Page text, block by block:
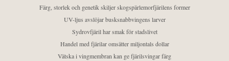
Färg, storlek och genetik skiljer skogspärlemorfjärilens former
UV-ljus avslöjar busksnabbvingens larver
Sydrovfjäril har smak för stadslivet
Handel med fjärilar omsätter miljontals dollar
Vätska i vingmembran kan ge fjärilsvingar färg